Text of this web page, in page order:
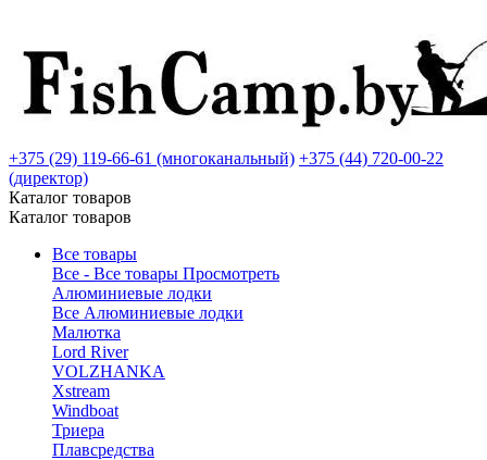
+375 (29) 119-66-61 (многоканальный) +375 (44) 720-00-22
(директор)
Каталог товаров
Каталог товаров
Все товары
Все - Все товары Просмотреть
Алюминиевые лодки
Все Алюминиевые лодки
Малютка
Lord River
VOLZHANKA
Xstream
Windboat
Триера
Плавсредства